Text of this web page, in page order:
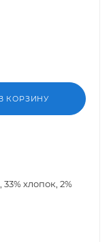
КОРЗИНУ
хлопок, 2%